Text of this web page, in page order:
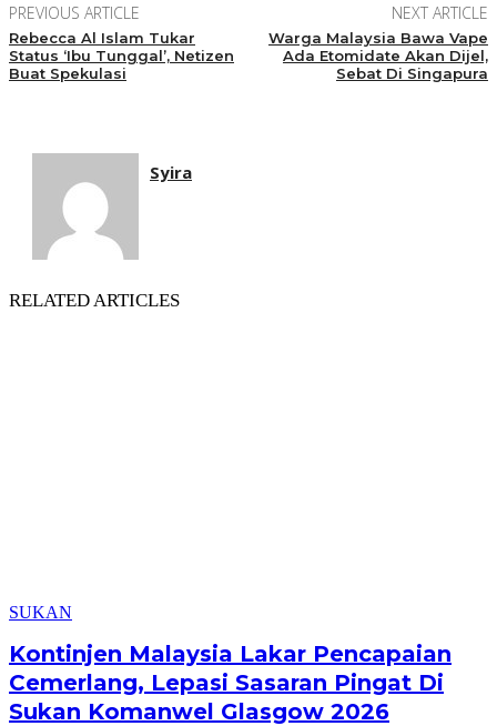
PREVIOUS ARTICLE
Rebecca Al Islam Tukar
Status ‘Ibu Tunggal’, Netizen
Buat Spekulasi
NEXT ARTICLE
Warga Malaysia Bawa Vape
Ada Etomidate Akan Dijel,
Sebat Di Singapura
Syira
RELATED ARTICLES
SUKAN
Kontinjen Malaysia Lakar Pencapaian
Cemerlang, Lepasi Sasaran Pingat Di
Sukan Komanwel Glasgow 2026